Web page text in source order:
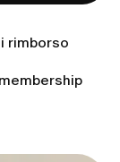
rimborso
reale